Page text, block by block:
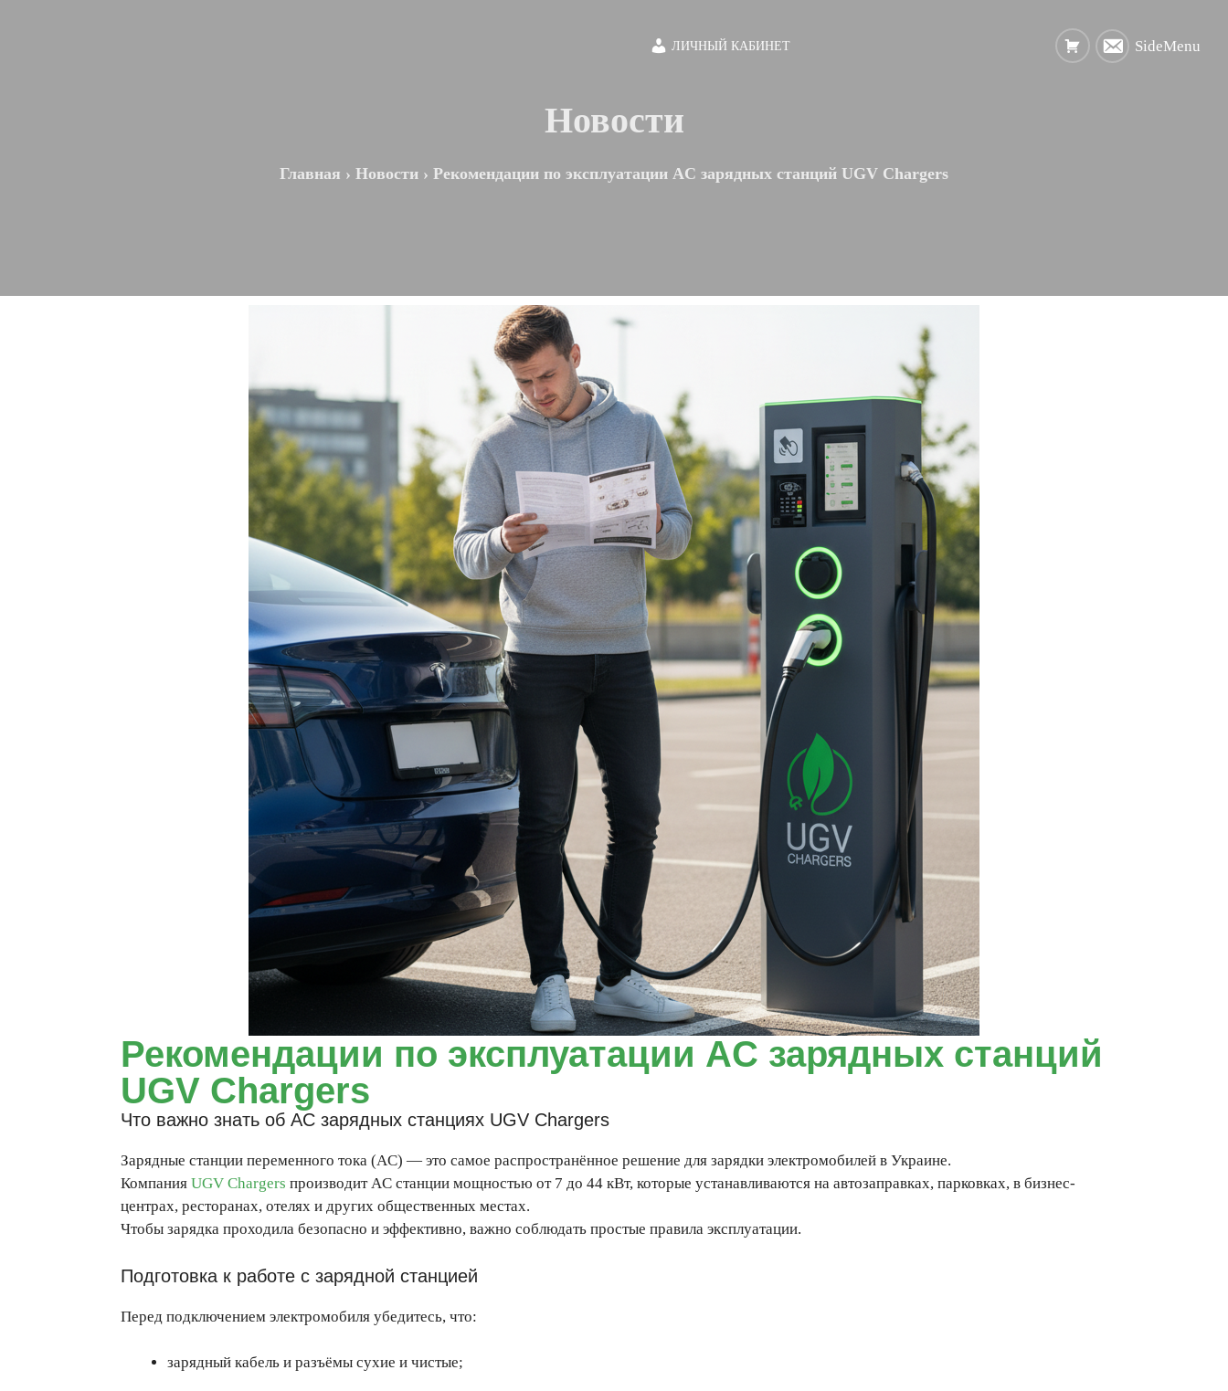
ЛИЧНЫЙ КАБИНЕТ SideMenu
Новости
Главная › Новости › Рекомендации по эксплуатации AC зарядных станций UGV Chargers
Рекомендации по эксплуатации AC зарядных станций
UGV Chargers
Что важно знать об AC зарядных станциях UGV Chargers
Зарядные станции переменного тока (AC) — это самое распространённое решение для зарядки электромобилей в Украине.
Компания UGV Chargers производит AC станции мощностью от 7 до 44 кВт, которые устанавливаются на автозаправках, парковках, в бизнес-
центрах, ресторанах, отелях и других общественных местах.
Чтобы зарядка проходила безопасно и эффективно, важно соблюдать простые правила эксплуатации.
Подготовка к работе с зарядной станцией
Перед подключением электромобиля убедитесь, что:
зарядный кабель и разъёмы сухие и чистые;